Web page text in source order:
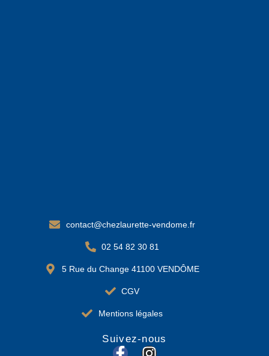
contact@chezlaurette-vendome.fr
02 54 82 30 81
5 Rue du Change 41100 VENDÔME
CGV
Mentions légales
Suivez-nous
F
I